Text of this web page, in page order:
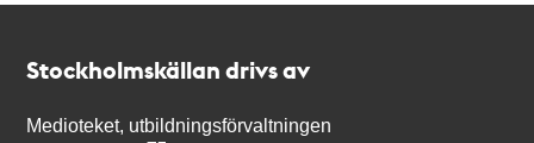
Stockholmskällan drivs av
Medioteket, utbildningsförvaltningen